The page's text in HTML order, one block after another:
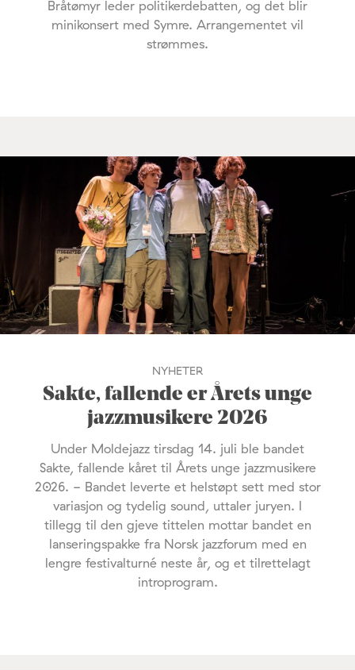
Bråtømyr leder politikerdebatten, og det blir
minikonsert med Symre. Arrangementet vil
strømmes.
NYHETER
Sakte, fallende er Årets unge
jazzmusikere 2026
Under Moldejazz tirsdag 14. juli ble bandet
Sakte, fallende kåret til Årets unge jazzmusikere
2026. - Bandet leverte et helstøpt sett med stor
variasjon og tydelig sound, uttaler juryen. I
tillegg til den gjeve tittelen mottar bandet en
lanseringspakke fra Norsk jazzforum med en
lengre festivalturné neste år, og et tilrettelagt
introprogram.